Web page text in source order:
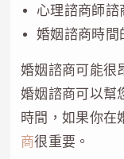
心理諮商師諮
婚姻諮商時間
婚姻諮商可能很
婚姻諮商可以幫
時間，如果你在
商很重要。